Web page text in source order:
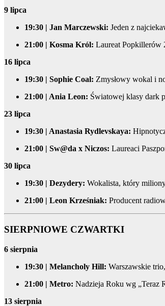
9 lipca
19:30 | Jan Marczewski: Jeden z
21:00 | Kosma Król: Laureat Popkillerów
16 lipca
19:30 | Sophie Coal: Zmysłowy wokal i
21:00 | Ania Leon: Światowej klasy dark
23 lipca
19:30 | Anastasia Rydlevskaya:
21:00 | Sw@da x Niczos: Laureaci
30 lipca
19:30 | Dezydery: Wokalista, który
21:00 | Leon Krześniak: Producent
SIERPNIOWE CZWARTKI
6 sierpnia
19:30 | Melancholy Hill: Warszawskie
21:00 | Metro: Nadzieja Roku wg „Teraz
13 sierpnia